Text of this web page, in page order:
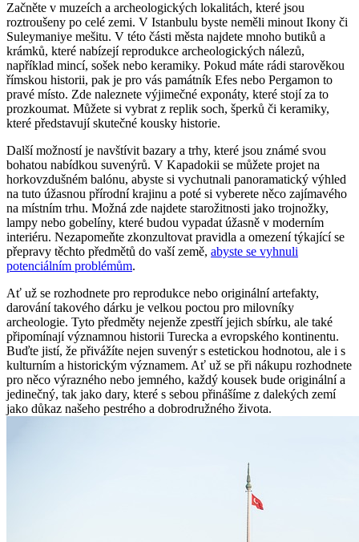
Začněte v muzeích a archeologických lokalitách, které jsou
roztroušeny po celé zemi. V Istanbulu byste neměli minout Ikony či
Suleymaniye mešitu. V⁢ této​ části ‌města najdete mnoho butiků a
krámků, které nabízejí reprodukce archeologických nálezů,
například mincí, sošek nebo keramiky. Pokud máte rádi starověkou
římskou historii, pak je pro vás památník Efes nebo Pergamon to
pravé místo. Zde ​naleznete⁢ výjimečné exponáty, ​které stojí za to
prozkoumat.‍ Můžete ⁤si vybrat z replik soch, šperků či keramiky, ​
které představují skutečné kousky ⁢historie.
Další možností je navštívit bazary a trhy, které jsou známé svou
bohatou ‍nabídkou suvenýrů. V Kapadokii se můžete projet na
horkovzdušném balónu, abyste ‍si vychutnali panoramatický výhled
na tuto úžasnou⁤ přírodní krajinu a poté si‌ vyberete něco zajímavého
na místním trhu. Možná zde najdete starožitnosti jako trojnožky,
⁢lampy nebo ⁢gobelíny, které budou vypadat úžasně v moderním
interiéru. Nezapomeňte zkonzultovat pravidla‌ a omezení týkající se
přepravy těchto předmětů do vaší země, abyste se vyhnuli
⁣potenciálním problémům.
Ať už se rozhodnete pro reprodukce nebo originální artefakty,
darování takového dárku je velkou poctou pro milovníky
archeologie. Tyto předměty nejenže zpestří jejich⁤ sbírku, ale také
připomínají významnou historii Turecka a evropského kontinentu.
⁣Buďte jistí, že přivážíte nejen suvenýr s estetickou hodnotou, ale i s
kulturním ‍a historickým významem. ‍Ať už se ⁢při nákupu rozhodnete
pro něco výrazného nebo jemného, každý kousek ​bude originální a
jedinečný, tak jako dary, které s sebou přinášíme z dalekých zemí
jako ‍důkaz našeho pestrého a⁤ dobrodružného života.